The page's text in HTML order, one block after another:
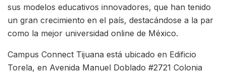
sus modelos educativos innovadores, que han tenido
un gran crecimiento en el país, destacándose a la par
como la mejor universidad online de México.
Campus Connect Tijuana está ubicado en Edificio
Torela, en Avenida Manuel Doblado #2721 Colonia